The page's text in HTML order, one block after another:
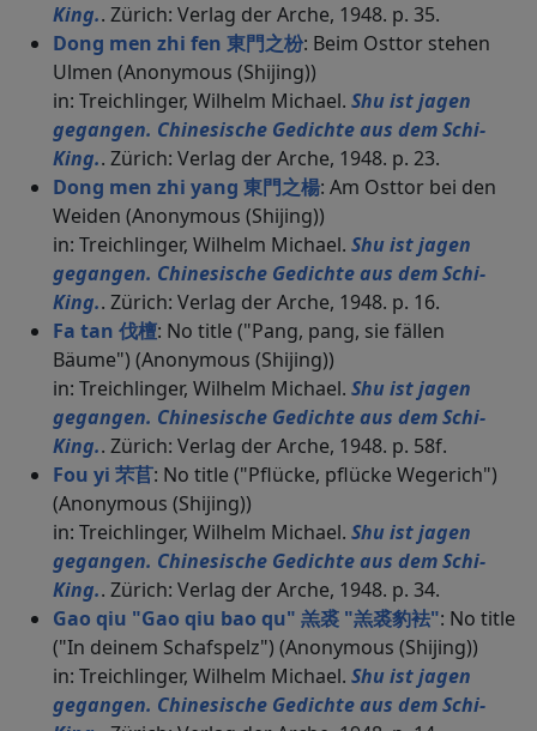
King.. Zürich: Verlag der Arche, 1948. p. 35.
Dong men zhi fen 東門之枌: Beim Osttor stehen
Ulmen (Anonymous (Shijing))
in: Treichlinger, Wilhelm Michael. Shu ist jagen
gegangen. Chinesische Gedichte aus dem Schi-
King.. Zürich: Verlag der Arche, 1948. p. 23.
Dong men zhi yang 東門之楊: Am Osttor bei den
Weiden (Anonymous (Shijing))
in: Treichlinger, Wilhelm Michael. Shu ist jagen
gegangen. Chinesische Gedichte aus dem Schi-
King.. Zürich: Verlag der Arche, 1948. p. 16.
Fa tan 伐檀: No title ("Pang, pang, sie fällen
Bäume") (Anonymous (Shijing))
in: Treichlinger, Wilhelm Michael. Shu ist jagen
gegangen. Chinesische Gedichte aus dem Schi-
King.. Zürich: Verlag der Arche, 1948. p. 58f.
Fou yi 芣苢: No title ("Pflücke, pflücke Wegerich")
(Anonymous (Shijing))
in: Treichlinger, Wilhelm Michael. Shu ist jagen
gegangen. Chinesische Gedichte aus dem Schi-
King.. Zürich: Verlag der Arche, 1948. p. 34.
Gao qiu "Gao qiu bao qu" 羔裘 "羔裘豹袪": No title
("In deinem Schafspelz") (Anonymous (Shijing))
in: Treichlinger, Wilhelm Michael. Shu ist jagen
gegangen. Chinesische Gedichte aus dem Schi-